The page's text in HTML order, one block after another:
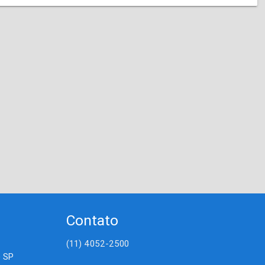
Contato
(11) 4052-2500